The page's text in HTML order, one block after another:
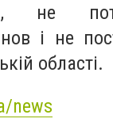
не
і не
області.
news